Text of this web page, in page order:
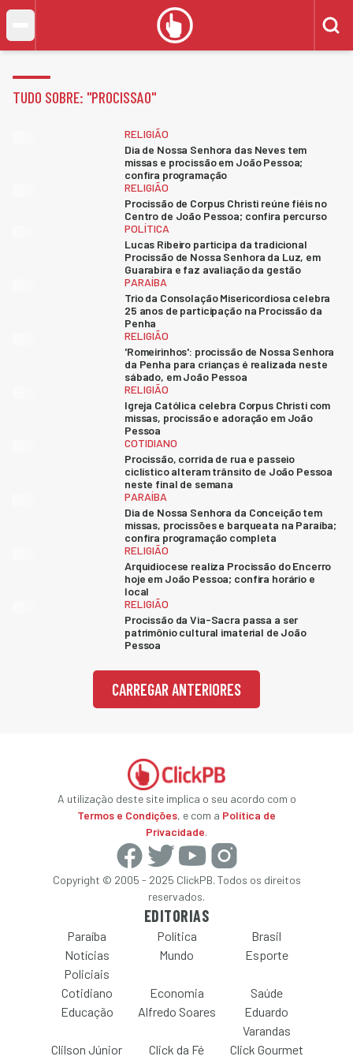
TUDO SOBRE: "PROCISSAO"
RELIGIÃO
Dia de Nossa Senhora das Neves tem
missas e procissão em João Pessoa;
confira programação
RELIGIÃO
Procissão de Corpus Christi reúne fiéis no
Centro de João Pessoa; confira percurso
POLÍTICA
Lucas Ribeiro participa da tradicional
Procissão de Nossa Senhora da Luz, em
Guarabira e faz avaliação da gestão
PARAÍBA
Trio da Consolação Misericordiosa celebra
25 anos de participação na Procissão da
Penha
RELIGIÃO
'Romeirinhos': procissão de Nossa Senhora
da Penha para crianças é realizada neste
sábado, em João Pessoa
RELIGIÃO
Igreja Católica celebra Corpus Christi com
missas, procissão e adoração em João
Pessoa
COTIDIANO
Procissão, corrida de rua e passeio
ciclístico alteram trânsito de João Pessoa
neste final de semana
PARAÍBA
Dia de Nossa Senhora da Conceição tem
missas, procissões e barqueata na Paraíba;
confira programação completa
RELIGIÃO
Arquidiocese realiza Procissão do Encerro
hoje em João Pessoa; confira horário e
local
RELIGIÃO
Procissão da Via-Sacra passa a ser
patrimônio cultural imaterial de João
Pessoa
CARREGAR ANTERIORES
A utilização deste site implica o seu acordo com o
Termos e Condições, e com a Política de
Privacidade.
Copyright © 2005 - 2025 ClickPB. Todos os direitos
reservados.
EDITORIAS
Paraíba Política
Brasil
Notícias
Policiais
Mundo Esporte
Cotidiano Economia
Saúde
Educação
Alfredo Soares
Eduardo
Varandas
Clilson Júnior
Click da Fé Click Gourmet